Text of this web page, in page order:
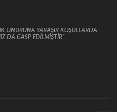
ONURUNA YARAŞIR KOŞULLARDA
DA GASP EDİLMİŞTİR”